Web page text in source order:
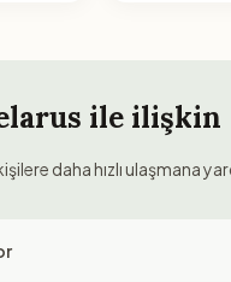
ile ilişkin
daha hızlı ulaşmana